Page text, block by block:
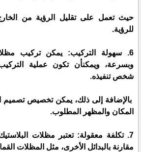
حيث تعمل على تقليل الرؤية من
للرؤية.
6. سهولة التركيب: يمكن تركيب
وبسرعة، ويمكنأن تكون عملية
شخص تنفيذه.
بالإضافة إلى ذلك، يمكن تخصيص تصميم
المكان والمظهر المطلوب.
7. تكلفة معقولة: تعتبر مظلات
مقارنة بالبدائل الأخرى، مثل المظلات